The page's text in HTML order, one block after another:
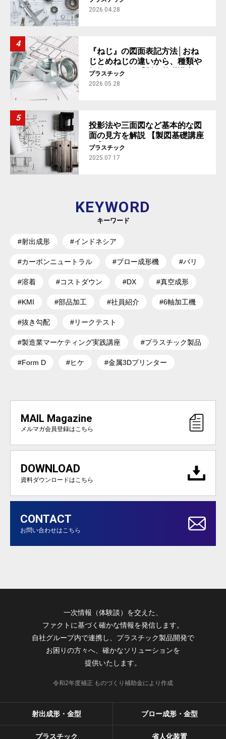
#4】
2026.04.28
『ねじ』の図面表記方法│おね
じとめねじの違いから、種類や
規格まで解説【製図基礎講座
#5】
プラスチック
2026.05.28
投影法や三面図など基本的な図
面の見方を解説 【製図基礎講座
#1】
プラスチック
2025.07.17
KEYWORD
キーワード
#射出成形 #インドネシア
#カーボンニュートラル #ブロー成形機 #バリ
#溶着 #コストダウン #DX #真空成形
#KMI #部品加工 #社員紹介 #6軸加工機
#抜き勾配 #リークテスト
#製造業マーケティング実践講座 #プラスチック製品
#Form D #ヒケ #金属3Dプリンター
MAIL Magazine
メルマガ会員登録はこちら
DOWNLOAD
資料ダウンロードはこちら
CONTACT
お問い合わせはこちら
一次情報（体験談）を交えた、
ファクトに基づく確かな情報を発信します。
自社グループ内で連携し、プラスチック製品開発で
お困りの方々へ、確かなソリューションを
提供いたします。
令和2年度補正 ものづくり補助金により作成
射出成形・金型 ブロー成形・金型
プラスチック 省人化装置